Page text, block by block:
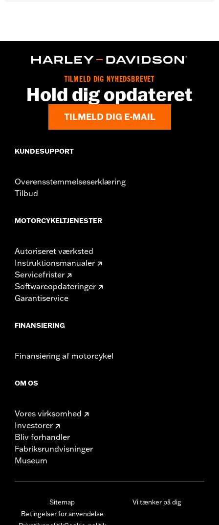
WARRANTY:1 year limited warranty – Go towww.h-
TILMELD DIG NYHEDSBREVET
Hold dig opdateret
TILMELD DIG E-MAIL
KUNDESUPPORT
Overensstemmelseserklæring
Tilbud
MOTORCYKELTJENESTER
Autoriseret værksted
Instruktionsmanualer
Servicefrister
Softwareopdateringer
Garantiservice
FINANSIERING
Finansiering af motorcykel
OM OS
Vores virksomhed
Investorer
Bliv forhandler
Fabriksrundvisninger
Museum
Sitemap
Betingelser for anvendelse
Vi tænker på dig